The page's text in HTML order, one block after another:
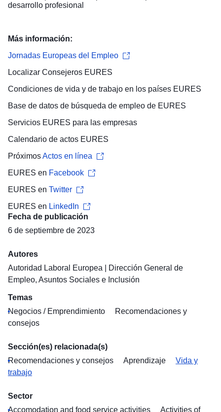
desarrollo profesional
Más información:
Jornadas Europeas del Empleo
Localizar Consejeros EURES
Condiciones de vida y de trabajo en los países EURES
Base de datos de búsqueda de empleo de EURES
Servicios EURES para las empresas
Calendario de actos EURES
PróximosActos en línea
EURES en Facebook
EURES en Twitter
EURES en LinkedIn
Fecha de publicación
6 de septiembre de 2023
Autores
Autoridad Laboral Europea
Dirección General de
Empleo, Asuntos Sociales e Inclusión
Temas
Negocios / Emprendimiento
Recomendaciones y
consejos
Sección(es) relacionada(s)
Recomendaciones y consejos
Aprendizaje
Vida y
trabajo
Sector
Accomodation and food service activities
Activities of